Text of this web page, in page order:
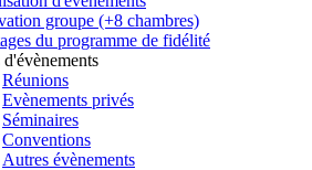
groupe (+8 chambres)
du programme de fidélité
d'évènements
Réunions
Evènements privés
Séminaires
Conventions
Autres évènements